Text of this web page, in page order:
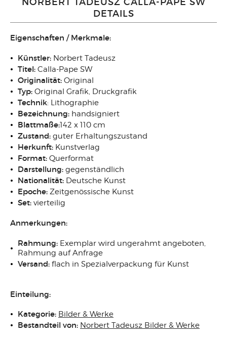
DETAILS
Eigenschaften / Merkmale:
Künstler: Norbert Tadeusz
Titel: Calla-Pape SW
Originalität: Original
Typ: Original Grafik, Druckgrafik
Technik: Lithographie
Bezeichnung: handsigniert
Blattmaße:142 x 110 cm
Zustand: guter Erhaltungszustand
Herkunft: Kunstverlag
Format: Querformat
Darstellung: gegenständlich
Nationalität: Deutsche Kunst
Epoche: Zeitgenössische Kunst
Set: vierteilig
Anmerkungen:
Rahmung: Exemplar wird ungerahmt angeboten,
Rahmung auf Anfrage
Versand: flach in Spezialverpackung für Kunst
Einteilung:
Kategorie: Bilder & Werke
Bestandteil von: Norbert Tadeusz Bilder & Werke